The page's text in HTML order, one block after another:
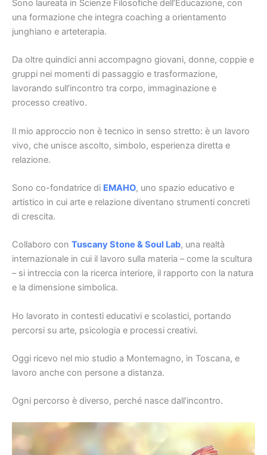
Sono laureata in Scienze Filosofiche dell’Educazione, con
una formazione che integra coaching a orientamento
junghiano e arteterapia.
Da oltre quindici anni accompagno giovani, donne, coppie e
gruppi nei momenti di passaggio e trasformazione,
lavorando sull’incontro tra corpo, immaginazione e
processo creativo.
Il mio approccio non è tecnico in senso stretto: è un lavoro
vivo, che unisce ascolto, simbolo, esperienza diretta e
relazione.
Sono co-fondatrice di EMAHO, uno spazio educativo e
artistico in cui arte e relazione diventano strumenti concreti
di crescita.
Collaboro con Tuscany Stone & Soul Lab, una realtà
internazionale in cui il lavoro sulla materia – come la scultura
– si intreccia con la ricerca interiore, il rapporto con la natura
e la dimensione simbolica.
Ho lavorato in contesti educativi e scolastici, portando
percorsi su arte, psicologia e processi creativi.
Oggi ricevo nel mio studio a Montemagno, in Toscana, e
lavoro anche con persone a distanza.
Ogni percorso è diverso, perché nasce dall’incontro.